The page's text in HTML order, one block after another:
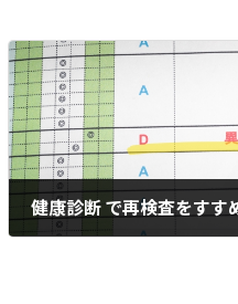
健康診断 で再検査をすす